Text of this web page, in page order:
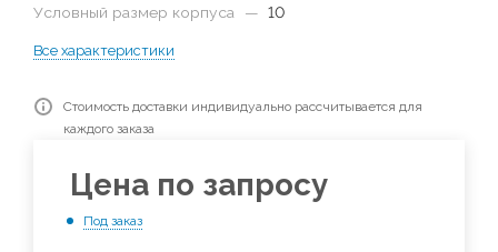
Условный размер корпуса
— 10
Все характеристики
Стоимость доставки индивидуально рассчитывается для
каждого заказа
Цена по запросу
Под заказ